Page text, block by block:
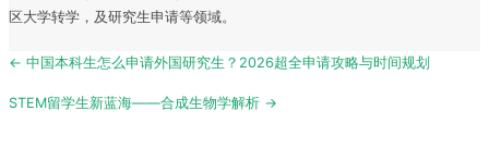
区大学转学，及研究生申请等领域。
Post
← 中国本科生怎么申请外国研究生？2026超全申请攻略与时间规划
STEM留学生新蓝海——合成生物学解析 →